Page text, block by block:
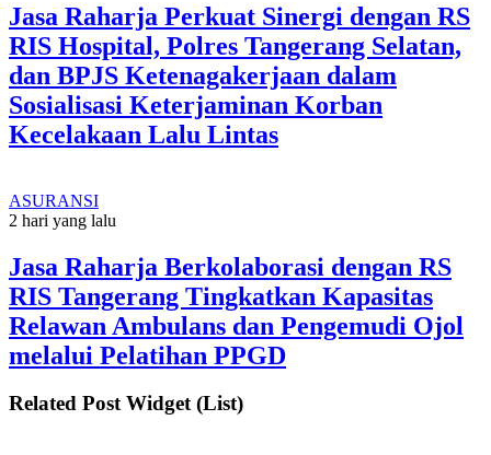
Jasa Raharja Perkuat Sinergi dengan RS
RIS Hospital, Polres Tangerang Selatan,
dan BPJS Ketenagakerjaan dalam
Sosialisasi Keterjaminan Korban
Kecelakaan Lalu Lintas
ASURANSI
2 hari yang lalu
Jasa Raharja Berkolaborasi dengan RS
RIS Tangerang Tingkatkan Kapasitas
Relawan Ambulans dan Pengemudi Ojol
melalui Pelatihan PPGD
Related Post Widget (List)